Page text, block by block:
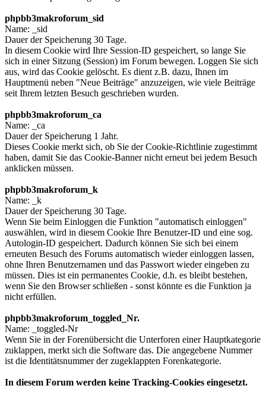
phpbb3makroforum_sid
Name: _sid
Dauer der Speicherung 30 Tage.
In diesem Cookie wird Ihre Session-ID gespeichert, so lange Sie
sich in einer Sitzung (Session) im Forum bewegen. Loggen Sie sich
aus, wird das Cookie gelöscht. Es dient z.B. dazu, Ihnen im
Hauptmenü neben "Neue Beiträge" anzuzeigen, wie viele Beiträge
seit Ihrem letzten Besuch geschrieben wurden.
phpbb3makroforum_ca
Name: _ca
Dauer der Speicherung 1 Jahr.
Dieses Cookie merkt sich, ob Sie der Cookie-Richtlinie zugestimmt
haben, damit Sie das Cookie-Banner nicht erneut bei jedem Besuch
anklicken müssen.
phpbb3makroforum_k
Name: _k
Dauer der Speicherung 30 Tage.
Wenn Sie beim Einloggen die Funktion "automatisch einloggen"
auswählen, wird in diesem Cookie Ihre Benutzer-ID und eine sog.
Autologin-ID gespeichert. Dadurch können Sie sich bei einem
erneuten Besuch des Forums automatisch wieder einloggen lassen,
ohne Ihren Benutzernamen und das Passwort wieder eingeben zu
müssen. Dies ist ein permanentes Cookie, d.h. es bleibt bestehen,
wenn Sie den Browser schließen - sonst könnte es die Funktion ja
nicht erfüllen.
phpbb3makroforum_toggled_Nr.
Name: _toggled-Nr
Wenn Sie in der Forenübersicht die Unterforen einer Hauptkategorie
zuklappen, merkt sich die Software das. Die angegebene Nummer
ist die Identitätsnummer der zugeklappten Forenkategorie.
In diesem Forum werden keine Tracking-Cookies eingesetzt.